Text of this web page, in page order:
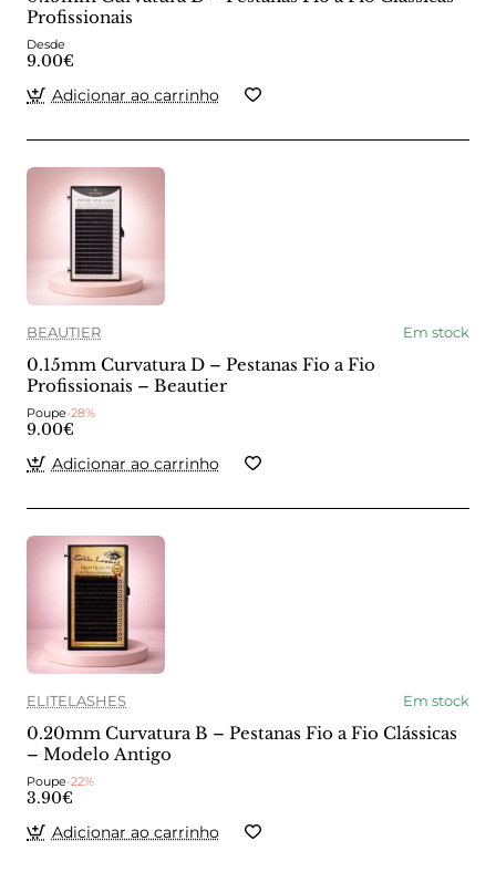
Profissionais
Desde
9.00€
Adicionar ao carrinho
BEAUTIER Em stock
0.15mm Curvatura D – Pestanas Fio a Fio
Profissionais – Beautier
Poupe-28%
9.00€
Adicionar ao carrinho
ELITELASHES Em stock
0.20mm Curvatura B – Pestanas Fio a Fio Clássicas
– Modelo Antigo
Poupe-22%
3.90€
Adicionar ao carrinho